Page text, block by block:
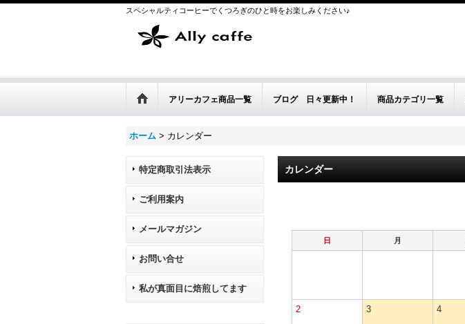
スペシャルティコーヒーでくつろぎのひと時をお楽しみください♪
アリーカフェ商品一覧 ブログ 日々更新中！ 商品カテゴリ一覧
ホーム > カレンダー
特定商取引法表示
ご利用案内
メールマガジン
お問い合せ
私が真面目に焙煎してます
カレンダー
日 月
2 3 4